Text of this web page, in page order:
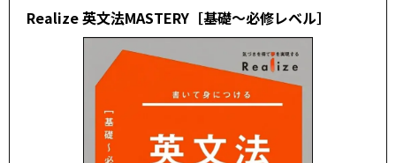
Realize 英文法MASTERY［基礎～必修レベル］